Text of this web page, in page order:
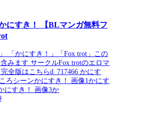
にすき！ 【BLマンガ無料フ
」 「かにすき！」「Fox trot」この
みます サークルFox trotのエロマ
全版はこちらd_717466 かにす
ろシーンかにすき！ 画像1かにす
にすき！ 画像3か